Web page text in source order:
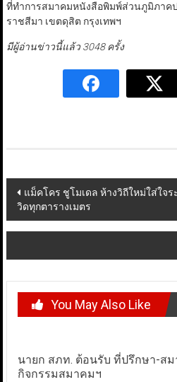
ที่ทำการสมาคมหนังสือพิมพ์ส่วนภูมิภาค
ราชสีมา เขตดุสิต กรุงเทพฯ
มีผู้อ่านข่าวนี้แล้ว 3048 ครั้ง
Post
navigation
แม็คโคร ชูโมเดล ห้างวิถีใหม่ใส่ใจ
วิดทุกตารางเมตร
You May Also Like
นายก สภท. ต้อนรับ ที่ปรึกษา-ส
กิจกรรมสมาคมฯ